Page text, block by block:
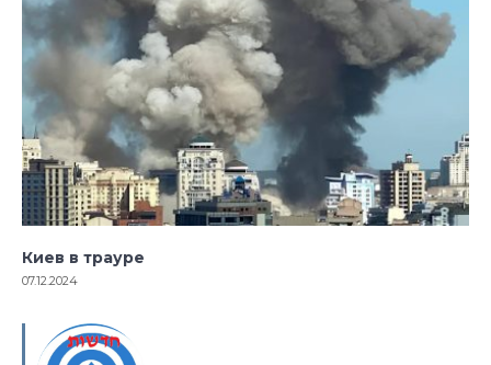
Киев в трауре
07.12.2024